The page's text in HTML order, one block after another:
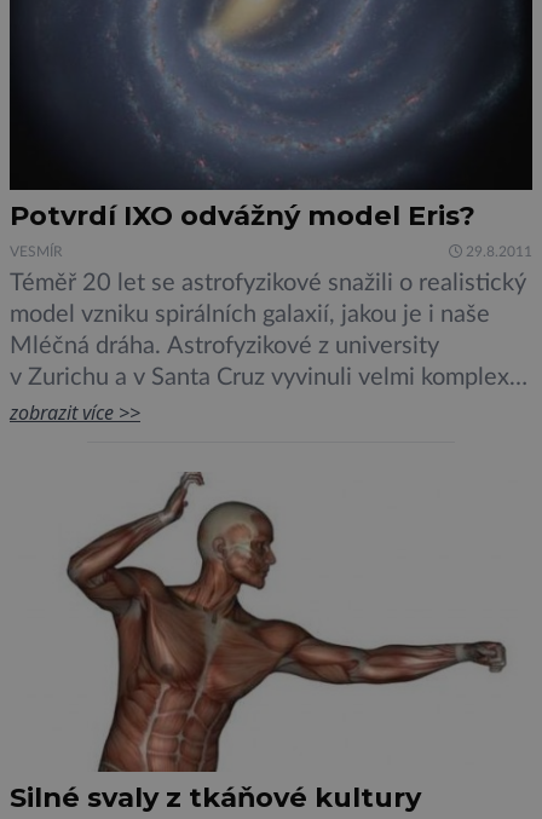
Potvrdí IXO odvážný model Eris?
VESMÍR 29.8.2011
Téměř 20 let se astrofyzikové snažili o realistický
model vzniku spirálních galaxií, jakou je i naše
Mléčná dráha. Astrofyzikové z university
v Zurichu a v Santa Cruz vyvinuli velmi komplexní
simulaci, ve které se spirální galaxie vyvíjejí bez
bohyně sváru protože debaty okolo vzniku galaxií
trvají už dlouho. Podařilo […]
zobrazit více >>
Silné svaly z tkáňové kultury